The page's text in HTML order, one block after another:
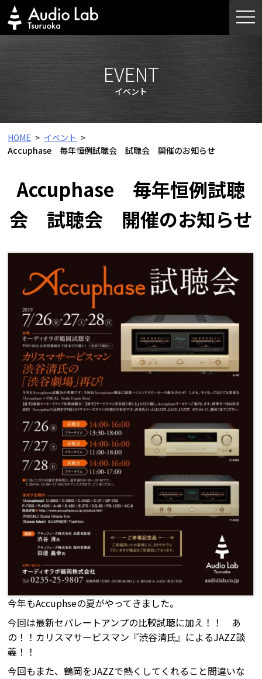
Skip
to
content
EVENT
イベント
HOME
イベント
Accuphase 毎年恒例試聴会 試聴会 開催のお知らせ
Accuphase 毎年恒例試聴
会 試聴会 開催のお知らせ
今年もAccuphseの夏がやってきました。
今回は最新セパレートアンプの比較試聴に加え！！ あ
の！！カリスマサービスマン『渋谷清氏』によるJAZZ談
義！！
今回もまた、鶴岡をJAZZで熱くしてくれること間違いな